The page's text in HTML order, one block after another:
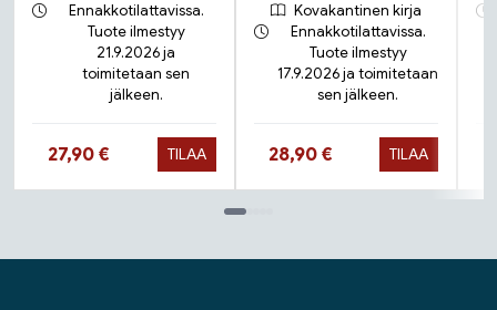
Ennakkotilattavissa.
Tuote ilmestyy
21.9.2026 ja
toimitetaan sen
jälkeen.
Hinta nyt
27,90 € TILAA
Kovakantinen kirja
Ennakkotilattavissa.
Tuote ilmestyy
17.9.2026 ja toimitetaan
sen jälkeen.
Hinta nyt
28,90 € TILAA